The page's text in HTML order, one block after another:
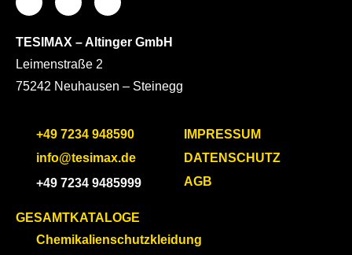
TESIMAX – Altinger GmbH
Leimenstraße 2
75242 Neuhausen – Steinegg
+49 7234 948590
info@tesimax.de
+49 7234 9485999
IMPRESSUM
DATENSCHUTZ
AGB
GESAMTKATALOGE
Chemikalienschutzkleidung